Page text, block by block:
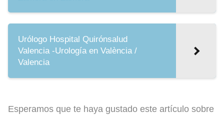
Urólogo Hospital Quirónsalud
Valencia -Urología en València /
Valencia
Esperamos que te haya gustado este artículo sobre